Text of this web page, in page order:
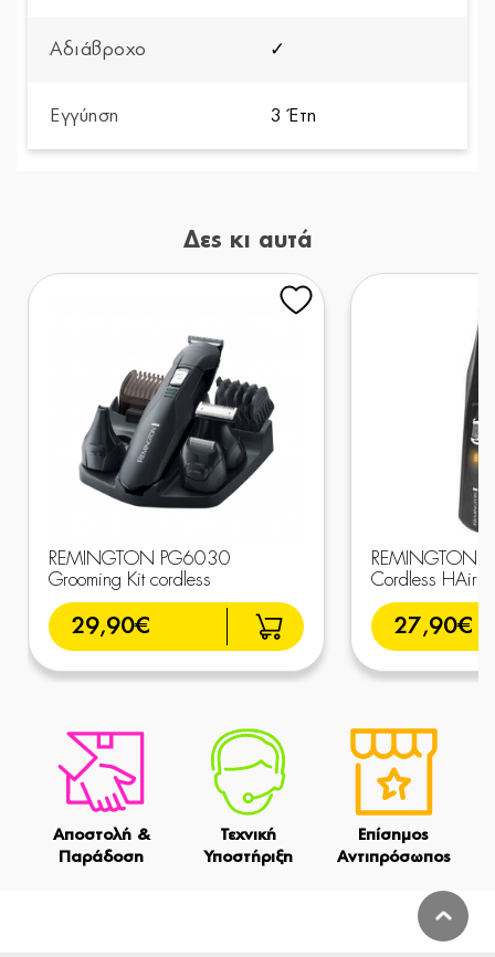
Αδιάβροχο ✓
Εγγύηση 3 Έτη
Δες κι αυτά
REMINGTON PG6030
Grooming Kit cordless
29,90€
REMINGTON
Cordless HAir
27,90€
Αποστολή &
Παράδοση
Τεχνική
Υποστήριξη
Επίσημος
Αντιπρόσωπος